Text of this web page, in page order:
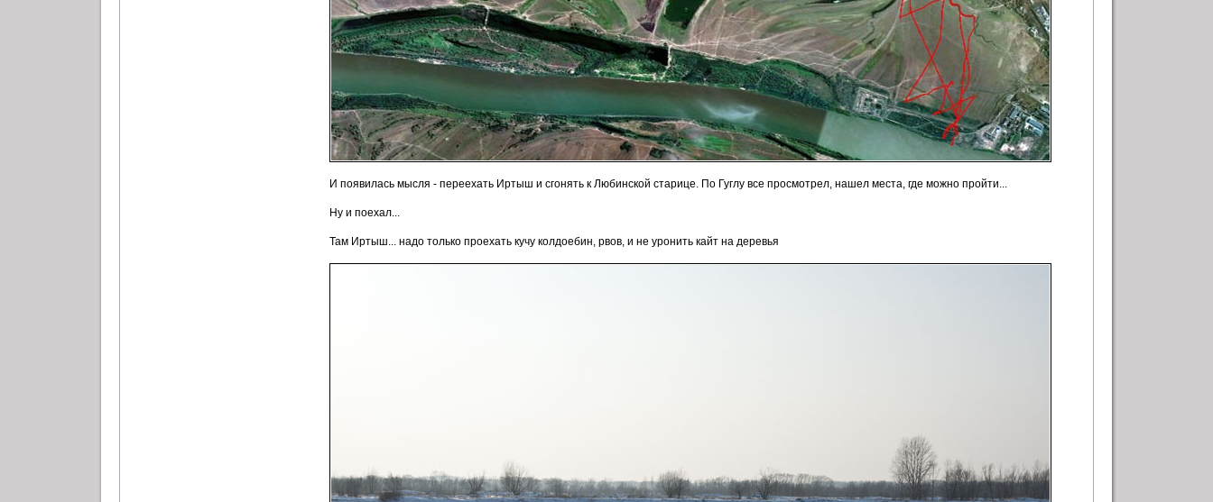
И появилась мысля - переехать Иртыш и сгонять к Любинской старице. По Гуглу все просмотрел, нашел места, где можно пройти...
Ну и поехал...
Там Иртыш... надо только проехать кучу колдоебин, рвов, и не уронить кайт на деревья